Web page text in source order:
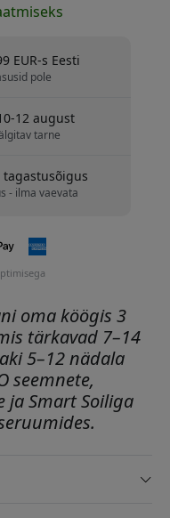
EUR-s Eesti
pole
12 august
tarne
tagastusõigus
- ilma vaevata
oma köögis 3
tärkavad 7–14
5–12 nädala
seemnete,
ja Smart Soiliga